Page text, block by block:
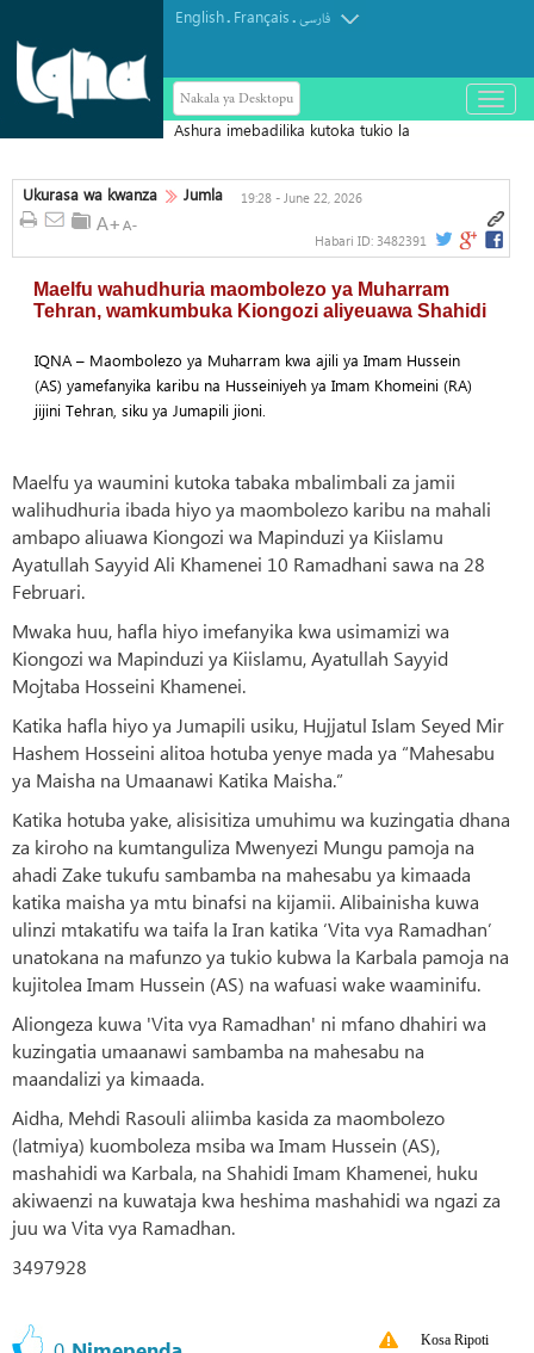
English. Français.فارسی
Nakala ya Desktopu
باز
و
Ukurasa wa kwanza Jumla 19:28 - June 22, 2026
Habari ID: 3482391
Maelfu wahudhuria maombolezo ya Muharram
Tehran, wamkumbuka Kiongozi aliyeuawa Shahidi
IQNA – Maombolezo ya Muharram kwa ajili ya Imam Hussein
(AS) yamefanyika karibu na Husseiniyeh ya Imam Khomeini (RA)
jijini Tehran, siku ya Jumapili jioni.
Maelfu ya waumini kutoka tabaka mbalimbali za jamii
walihudhuria ibada hiyo ya maombolezo karibu na mahali
ambapo aliuawa Kiongozi wa Mapinduzi ya Kiislamu
Ayatullah Sayyid Ali Khamenei 10 Ramadhani sawa na 28
Februari.
Mwaka huu, hafla hiyo imefanyika kwa usimamizi wa
Kiongozi wa Mapinduzi ya Kiislamu, Ayatullah Sayyid
Mojtaba Hosseini Khamenei.
Katika hafla hiyo ya Jumapili usiku, Hujjatul Islam Seyed Mir
Hashem Hosseini alitoa hotuba yenye mada ya “Mahesabu
ya Maisha na Umaanawi Katika Maisha.”
Katika hotuba yake, alisisitiza umuhimu wa kuzingatia dhana
za kiroho na kumtanguliza Mwenyezi Mungu pamoja na
ahadi Zake tukufu sambamba na mahesabu ya kimaada
katika maisha ya mtu binafsi na kijamii. Alibainisha kuwa
ulinzi mtakatifu wa taifa la Iran katika ‘Vita vya Ramadhan’
unatokana na mafunzo ya tukio kubwa la Karbala pamoja na
kujitolea Imam Hussein (AS) na wafuasi wake waaminifu.
Aliongeza kuwa 'Vita vya Ramadhan' ni mfano dhahiri wa
kuzingatia umaanawi sambamba na mahesabu na
maandalizi ya kimaada.
Aidha, Mehdi Rasouli aliimba kasida za maombolezo
(latmiya) kuomboleza msiba wa Imam Hussein (AS),
mashahidi wa Karbala, na Shahidi Imam Khamenei, huku
akiwaenzi na kuwataja kwa heshima mashahidi wa ngazi za
juu wa Vita vya Ramadhan.
3497928
Kosa Ripoti